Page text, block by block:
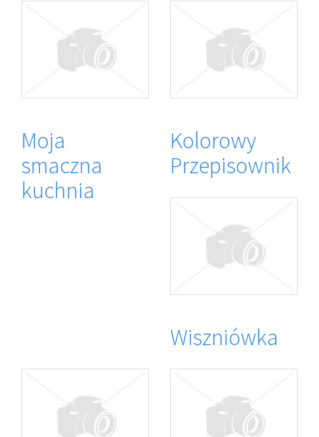
Moja
smaczna
kuchnia
Kolorowy
Przepisownik
Wiszniówka